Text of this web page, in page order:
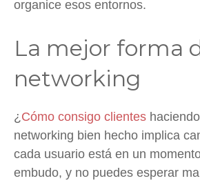
organice esos entornos.
La mejor forma
networking
¿ Cómo consigo clientes
networking bien hecho implica
cada usuario está en un
embudo, y no puedes esperar